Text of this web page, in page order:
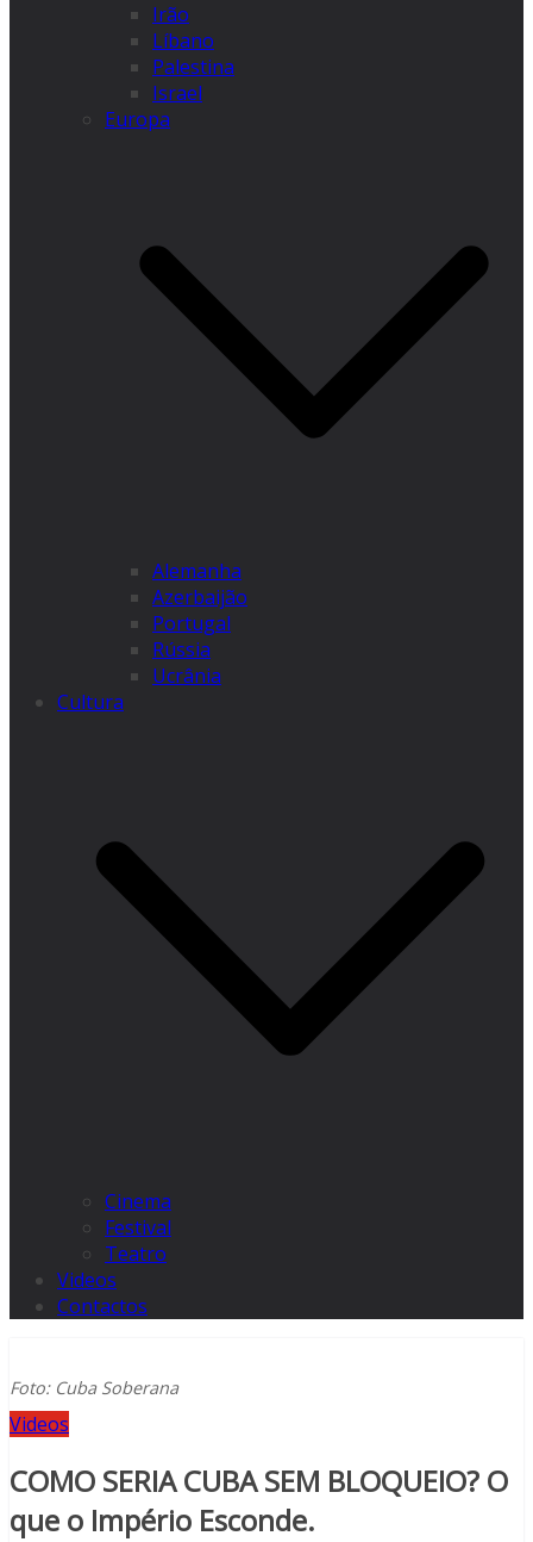
Irão
Líbano
Palestina
Israel
Europa
Alemanha
Azerbaijão
Portugal
Rússia
Ucrânia
Cultura
Cinema
Festival
Teatro
Videos
Contactos
Foto: Cuba Soberana
Videos
COMO SERIA CUBA SEM BLOQUEIO? O
que o Império Esconde.